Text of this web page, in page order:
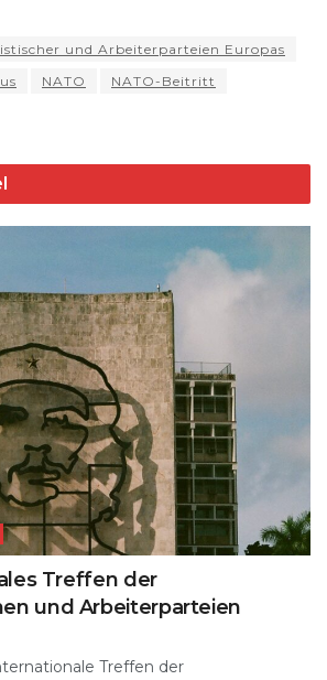
und Arbeiterparteien Europas
NATO
NATO-Beitritt
Treffen der
und Arbeiterparteien
Treffen der